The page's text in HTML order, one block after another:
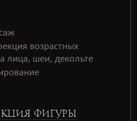
возрастных
лица, шеи, декольте
ФИГУРЫ